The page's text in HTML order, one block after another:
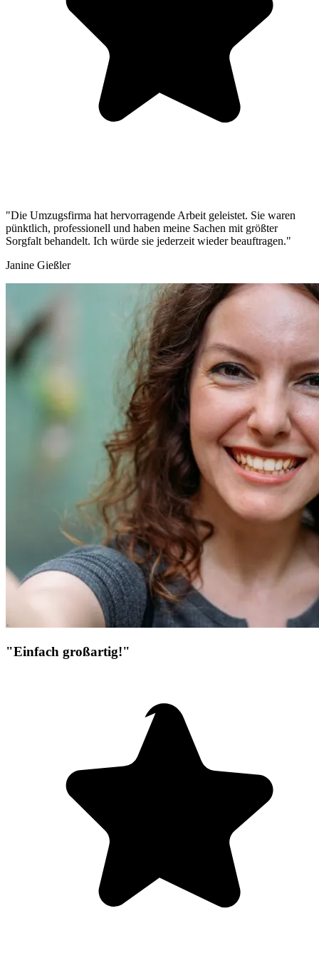
"Die Umzugsfirma hat hervorragende Arbeit geleistet. Sie waren
pünktlich, professionell und haben meine Sachen mit größter
Sorgfalt behandelt. Ich würde sie jederzeit wieder beauftragen."
Janine Gießler
"Einfach großartig!"